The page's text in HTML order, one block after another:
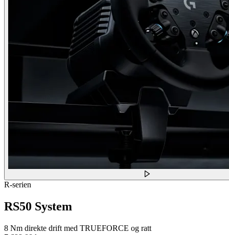
R-serien
RS50 System
8 Nm direkte drift med TRUEFORCE og ratt